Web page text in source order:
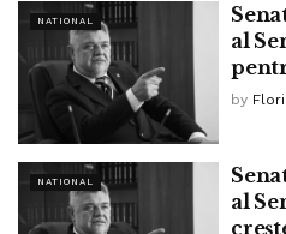
NATIONAL
al
by
NATIONAL
al